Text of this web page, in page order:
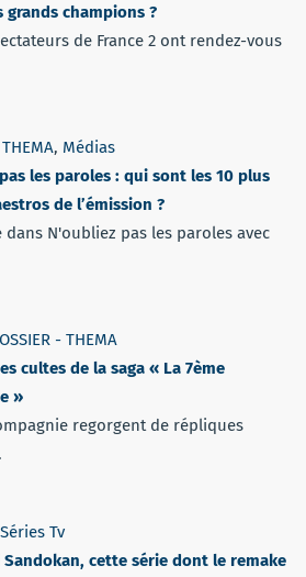
grands champions ?
de France 2 ont rendez-vous
, Médias
les paroles : qui sont les 10 plus
de l’émission ?
N'oubliez pas les paroles avec
- THEMA
cultes de la saga « La 7ème
»
regorgent de répliques
Séries Tv
Sandokan, cette série dont le remake